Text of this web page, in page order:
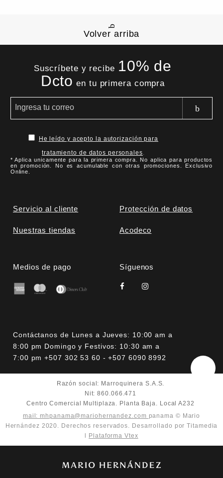
Volver arriba
Suscríbete y recibe 10% de
Dcto en tu primera compra
He leído y acepto la autorización para
tratamiento de datos personales.
* Aplica unicamente para la primera compra. No aplica para productos
en promoción. No es acumulable con otras promociones. Exclusivo
Online.
Servicio al cliente Protección de datos
Nuestras tiendas Acodeco
Medios de pago Síguenos
Contáctanos de Lunes a Jueves: 10:00 am a
8:00 pm Domingo y Festivos: 10:30 am a
7:00 pm +507 302 53 60 - +507 6090 8992
Razón social: Marroquinera S.A.S.
Nit: 860.066.471
Centro Comercial Multiplaza. Planta Baja. Local A232
mail: mhpanama@mariohernandez.com panama © Mario
Hernández 2020. Derechos reservados. Desarrollado por Titamedia
Plataforma Vtex